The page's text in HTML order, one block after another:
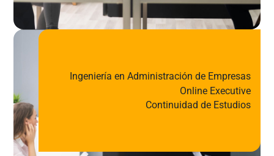
Ingeniería en Administración de Empresas
Online Executive
Continuidad de Estudios